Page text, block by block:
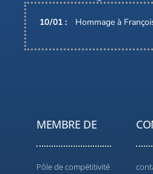
10/01 : Hommage à François BUS,
MEMBRE DE
Pôle de compétitivité